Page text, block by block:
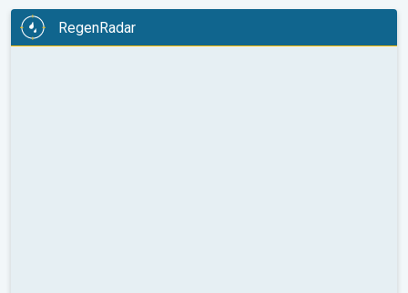
RegenRadar